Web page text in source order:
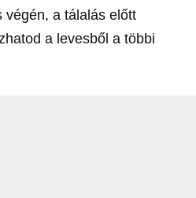
végén, a tálalás előtt
a levesből a többi